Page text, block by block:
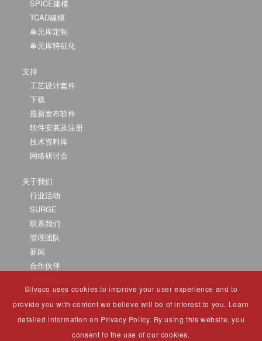
SPICE建模
TCAD建模
单元库定制
单元库特征化
支持
工艺设计套件
下载
最新发布软件
软件安装及注册
技术资料库
网络研讨会
关于我们
行业活动
SURGE
联系我们
管理团队
新闻
合作伙伴
投资者关系
Silvaco uses cookies to improve your user experience and to
provide you with content we believe will be of interest to you. Learn
detailed information on Privacy Policy. By using this website, you
consent to the use of our cookies.